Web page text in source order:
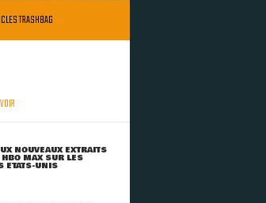
TRASHBAG
NOUVEAUX EXTRAITS
MAX SUR LES
ETATS-UNIS